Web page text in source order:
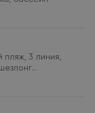
пляж, 3 линия,